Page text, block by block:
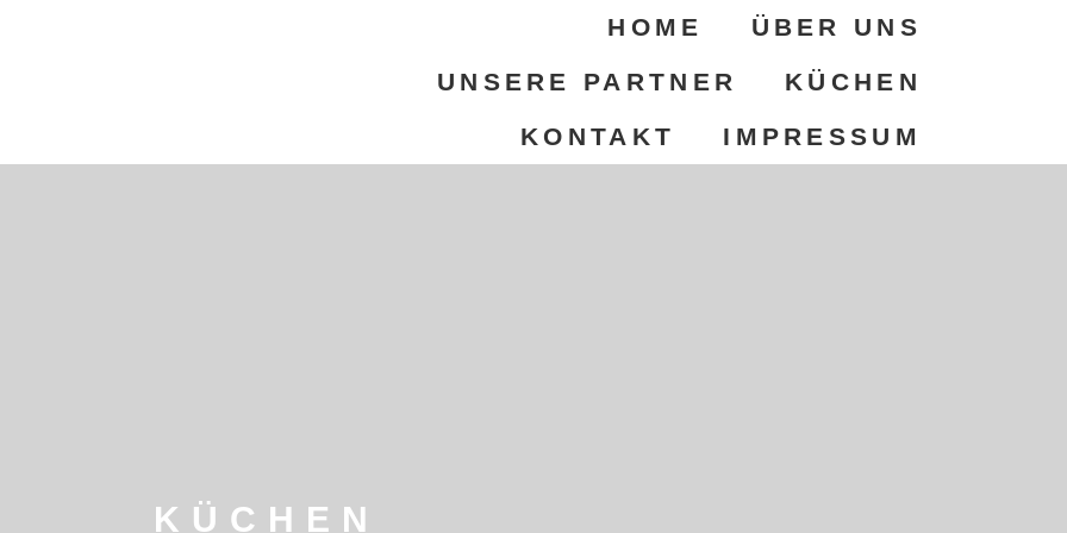
HOME
ÜBER UNS
UNSERE PARTNER
KÜCHEN
KONTAKT
IMPRESSUM
KÜCHEN